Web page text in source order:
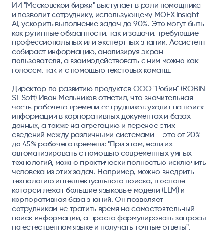
ИИ "Московской биржи" выступает в роли помощника
и позволит сотруднику, использующему MOEX Insight
AI, ускорить выполнение задач до 90%. Это могут быть
как рутинные обязанности, так и задачи, требующие
профессиональных или экспертных знаний. Ассистент
собирает информацию, анализируя экран
пользователя, а взаимодействовать с ним можно как
голосом, так и с помощью текстовых команд.
Директор по развитию продуктов ООО "Робин" (ROBIN
SL Soft) Иван Мельников отметил, что значительная
часть рабочего времени сотрудников уходит на поиск
информации в корпоративных документах и базах
данных, а также на агрегацию и перенос этих
сведений между различными системами — это от 20%
до 45% рабочего времени: "При этом, если их
автоматизировать с помощью современных умных
технологий, можно практически полностью исключить
человека из этих задач. Например, можно внедрить
технологию интеллектуального поиска, в основе
которой лежат большие языковые модели (LLM) и
корпоративная база знаний. Он позволяет
сотрудникам не тратить время на самостоятельный
поиск информации, а просто формулировать запросы
на естественном языке и получать точные ответы".